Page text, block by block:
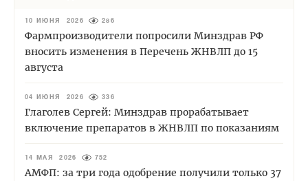
10 ИЮНЯ 2026 286
Фармпроизводители попросили Минздрав РФ
вносить изменения в Перечень ЖНВЛП до 15
августа
04 ИЮНЯ 2026 336
Глаголев Сергей: Минздрав прорабатывает
включение препаратов в ЖНВЛП по показаниям
14 МАЯ 2026 752
АМФП: за три года одобрение получили только 37